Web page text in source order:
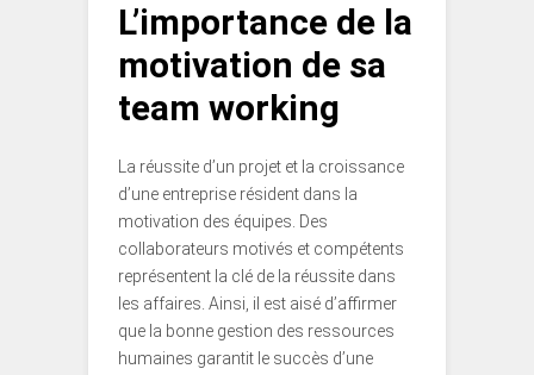
L’importance de la
motivation de sa
team working
La réussite d’un projet et la croissance
d’une entreprise résident dans la
motivation des équipes. Des
collaborateurs motivés et compétents
représentent la clé de la réussite dans
les affaires. Ainsi, il est aisé d’affirmer
que la bonne gestion des ressources
humaines garantit le succès d’une